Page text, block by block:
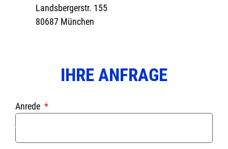
Landsbergerstr. 155
80687 München
IHRE ANFRAGE
Anrede